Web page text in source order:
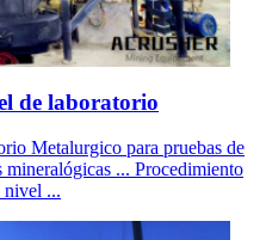
de laboratorio
Metalurgico para pruebas de
... Procedimiento
nivel ...